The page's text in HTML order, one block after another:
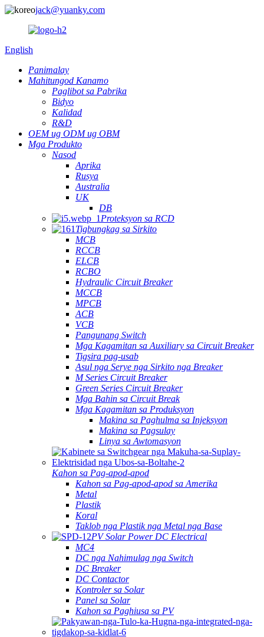
jack@yuanky.com
English
Panimalay
Mahitungod Kanamo
Paglibot sa Pabrika
Bidyo
Kalidad
R&D
OEM ug ODM ug OBM
Mga Produkto
Nasod
Aprika
Rusya
Australia
UK
DB
Proteksyon sa RCD
Tigbungkag sa Sirkito
MCB
RCCB
ELCB
RCBO
Hydraulic Circuit Breaker
MCCB
MPCB
ACB
VCB
Pangunang Switch
Mga Kagamitan sa Auxiliary sa Circuit Breaker
Tigsira pag-usab
Asul nga Serye nga Sirkito nga Breaker
M Series Circuit Breaker
Green Series Circuit Breaker
Mga Bahin sa Circuit Break
Mga Kagamitan sa Produksyon
Makina sa Paghulma sa Injeksyon
Makina sa Pagsulay
Linya sa Awtomasyon
Kahon sa Pag-apod-apod
Kahon sa Pag-apod-apod sa Amerika
Metal
Plastik
Koral
Taklob nga Plastik nga Metal nga Base
PV Solar Power DC Electrical
MC4
DC nga Nahimulag nga Switch
DC Breaker
DC Contactor
Kontroler sa Solar
Panel sa Solar
Kahon sa Paghiusa sa PV